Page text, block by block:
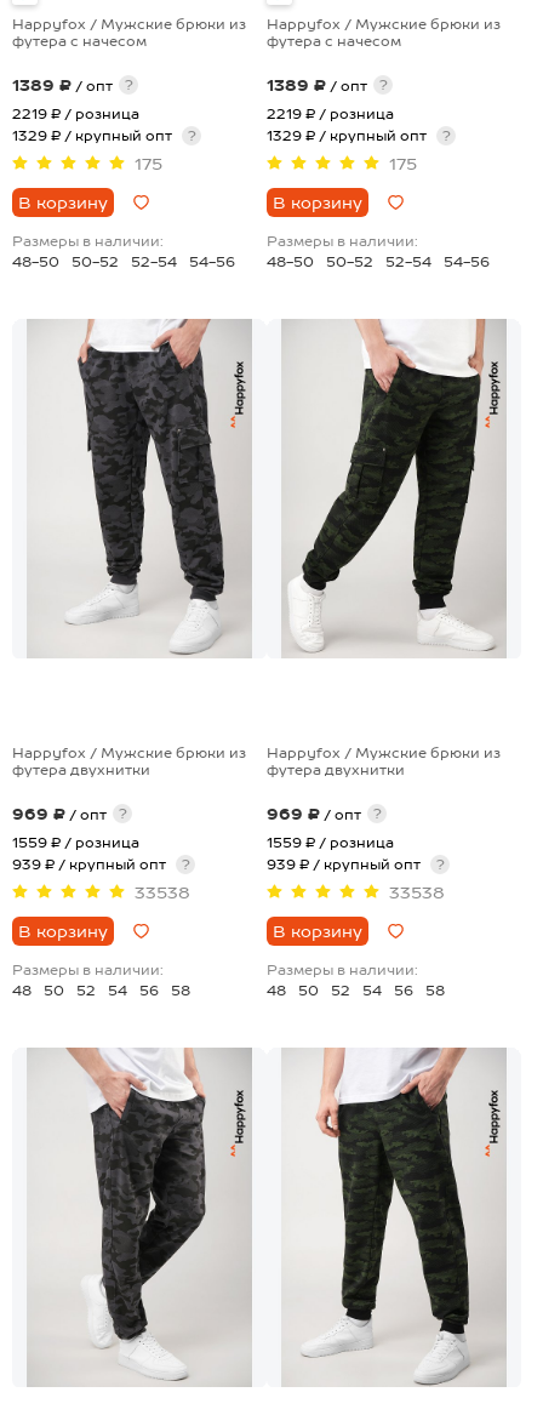
Happyfox / Мужские брюки из
футера с начесом
1389 ₽ / опт
?
2219 ₽ / розница
1329 ₽ / крупный опт
?
175
В корзину
Размеры в наличии:
48-50
50-52 52-54 54-56
Happyfox / Мужские брюки из
футера с начесом
1389 ₽ / опт
?
2219 ₽ / розница
1329 ₽ / крупный опт
?
175
В корзину
Размеры в наличии:
48-50
50-52 52-54 54-56
Happyfox / Мужские брюки из
футера двухнитки
969 ₽ / опт
?
1559 ₽ / розница
939 ₽ / крупный опт
?
33538
В корзину
Размеры в наличии:
48
50 52 54 56 58
Happyfox / Мужские брюки из
футера двухнитки
969 ₽ / опт
?
1559 ₽ / розница
939 ₽ / крупный опт
?
33538
В корзину
Размеры в наличии:
48
50 52 54 56 58